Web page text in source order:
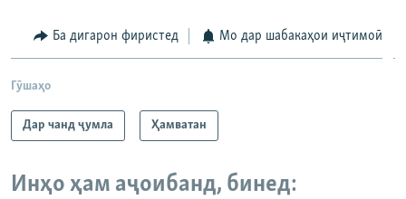
720p
360p
Ба дигарон фиристед Мо дар шабакаҳои иҷтимоӣ
Гӯшаҳо
Дар чанд ҷумла Ҳамватан
Инҳо ҳам аҷоибанд, бинед: